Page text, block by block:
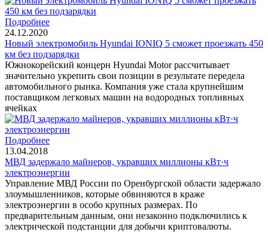
Подробнее
24.12.2020
Новый электромобиль Hyundai IONIQ 5 сможет проезжать 450
км без подзарядки
Южнокорейский концерн Hyundai Motor рассчитывает
значительно укрепить свои позиции в результате передела
автомобильного рынка. Компания уже стала крупнейшим
поставщиком легковых машин на водородных топливных
ячейках
Подробнее
13.04.2018
МВД задержало майнеров, укравших миллионы кВт·ч
электроэнергии
Управление МВД России по Оренбургской области задержало
злоумышленников, которые обвиняются в краже
электроэнергии в особо крупных размерах. По
предварительным данным, они незаконно подключились к
электрической подстанции для добычи криптовалюты.